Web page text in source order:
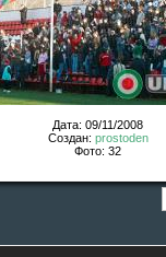
Дата: 09/11/2008
Создан: prostoden
Фото: 32